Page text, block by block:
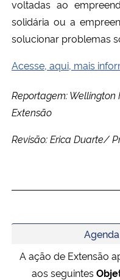
voltadas ao
solidária ou a
solucionar problemas
Acesse, aqui, mais
Reportagem:
Extensão
Revisão: Erica Duarte/
A ação de Extensão
aos seguintes